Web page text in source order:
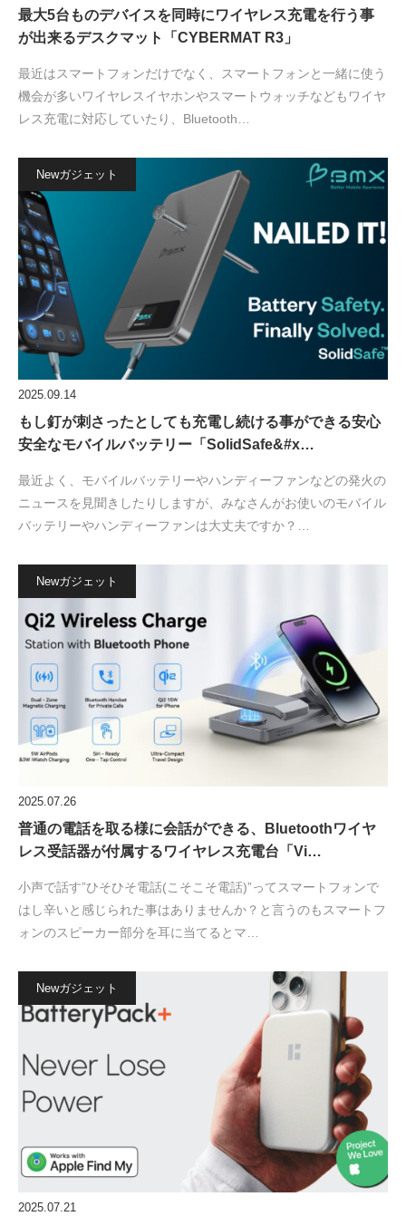
最大5台ものデバイスを同時にワイヤレス充電を行う事
が出来るデスクマット「CYBERMAT R3」
最近はスマートフォンだけでなく、スマートフォンと一緒に使う
機会が多いワイヤレスイヤホンやスマートウォッチなどもワイヤ
レス充電に対応していたり、Bluetooth…
Newガジェット
2025.09.14
もし釘が刺さったとしても充電し続ける事ができる安心
安全なモバイルバッテリー「SolidSafe&#x…
最近よく、モバイルバッテリーやハンディーファンなどの発火の
ニュースを見聞きしたりしますが、みなさんがお使いのモバイル
バッテリーやハンディーファンは大丈夫ですか？…
Newガジェット
2025.07.26
普通の電話を取る様に会話ができる、Bluetoothワイヤ
レス受話器が付属するワイヤレス充電台「Vi…
小声で話す”ひそひそ電話(こそこそ電話)”ってスマートフォンで
はし辛いと感じられた事はありませんか？と言うのもスマートフ
ォンのスピーカー部分を耳に当てるとマ…
Newガジェット
2025.07.21